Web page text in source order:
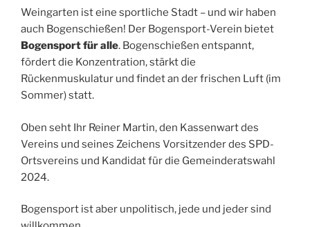
Weingarten ist eine sportliche Stadt – und wir haben
auch Bogenschießen! Der Bogensport-Verein bietet
Bogensport für alle. Bogenschießen entspannt,
fördert die Konzentration, stärkt die
Rückenmuskulatur und findet an der frischen Luft (im
Sommer) statt.
Oben seht Ihr Reiner Martin, den Kassenwart des
Vereins und seines Zeichens Vorsitzender des SPD-
Ortsvereins und Kandidat für die Gemeinderatswahl
2024.
Bogensport ist aber unpolitisch, jede und jeder sind